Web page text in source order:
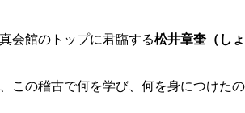
会館のトップに君臨する松井章奎（しょ
この稽古で何を学び、何を身につけたの